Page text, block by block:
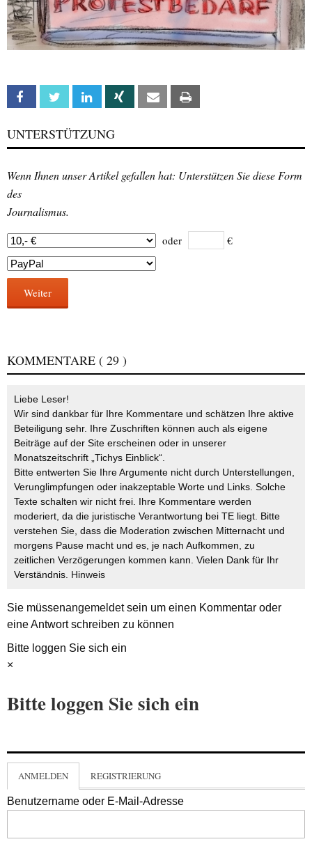
Facebook Twitter Linkedin Xing Email
UNTERSTÜTZUNG
Wenn Ihnen unser Artikel gefallen hat: Unterstützen Sie diese Form
des
Journalismus.
oder €
Weiter
KOMMENTARE ( 29 )
Liebe Leser!
Wir sind dankbar für Ihre Kommentare und schätzen Ihre aktive
Beteiligung sehr. Ihre Zuschriften können auch als eigene
Beiträge auf der Site erscheinen oder in unserer
Monatszeitschrift „Tichys Einblick“.
Bitte entwerten Sie Ihre Argumente nicht durch Unterstellungen,
Verunglimpfungen oder inakzeptable Worte und Links. Solche
Texte schalten wir nicht frei. Ihre Kommentare werden
moderiert, da die juristische Verantwortung bei TE liegt. Bitte
verstehen Sie, dass die Moderation zwischen Mitternacht und
morgens Pause macht und es, je nach Aufkommen, zu
zeitlichen Verzögerungen kommen kann. Vielen Dank für Ihr
Verständnis. Hinweis
Sie müssenangemeldetsein um einen Kommentar oder
eine Antwort schreiben zu können
Bitte loggen Sie sich ein
×
Bitte loggen Sie sich ein
ANMELDEN REGISTRIERUNG
Benutzername oder E-Mail-Adresse